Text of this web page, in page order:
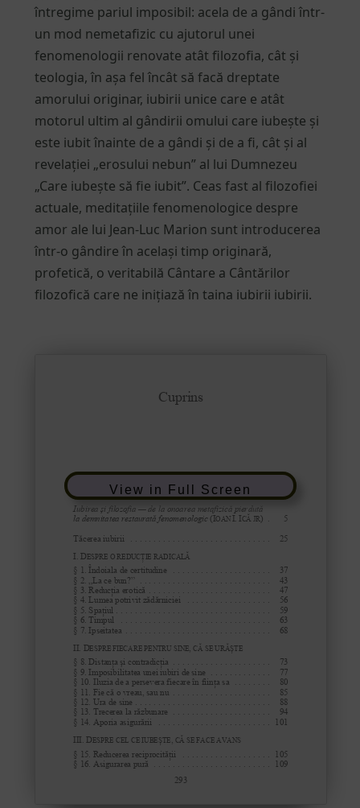
întregime pariul imposibil: acela de a gândi într-
un mod nemetafizic cu ajutorul unei
fenomenologii renovate atât filozofia, cât și
teologia, în așa fel încât să facă dreptate
amorului originar, iubirii unice care e atât
motorul ultim al gândirii omului care iubește și
este iubit înainte de a gândi și de a fi, cât și al
revelației „erosului nebun” al lui Dumnezeu
„Care iubește să fie iubit”. Ceas fast al filozofiei
actuale, meditațiile fenomenologice despre
amor ale lui Jean-Luc Marion sunt introducerea
într-o gândire în același timp originară,
profetică, o veritabilă Cântare a Cântărilor
filozofică care ne inițiază în taina iubirii iubirii.
View in Full Screen